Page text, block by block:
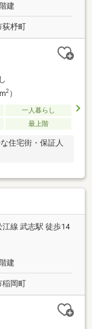
建
荻杼町
2）
一人暮らし
最上階
住宅街・保証人
線 武志駅 徒歩14
建
稲岡町